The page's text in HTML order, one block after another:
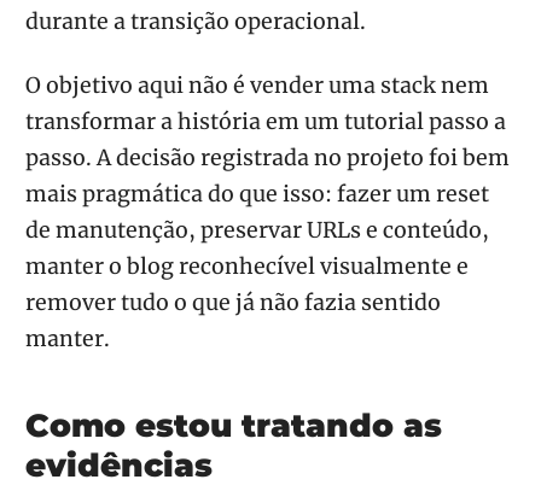
durante a transição operacional.
O objetivo aqui não é vender uma stack nem
transformar a história em um tutorial passo a
passo. A decisão registrada no projeto foi bem
mais pragmática do que isso: fazer um reset
de manutenção, preservar URLs e conteúdo,
manter o blog reconhecível visualmente e
remover tudo o que já não fazia sentido
manter.
Como estou tratando as
evidências